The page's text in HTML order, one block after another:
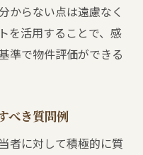
からない点は遠慮なく
を活用することで、感
準で物件評価ができる
べき質問例
者に対して積極的に質